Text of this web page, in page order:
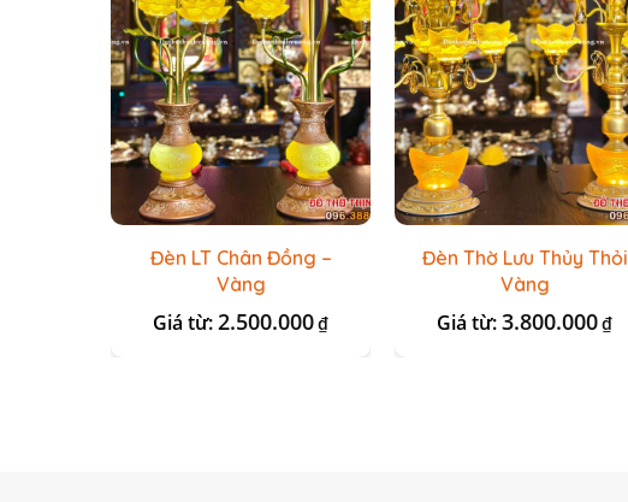
Đèn LT Chân Đồng –
Vàng
Giá từ:2.500.000₫
Đèn Thờ Lưu Thủy Thỏi
Vàng
Giá từ:3.800.000₫